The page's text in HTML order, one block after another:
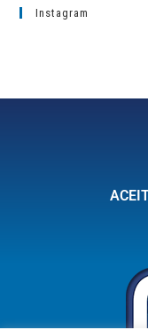
Instagram